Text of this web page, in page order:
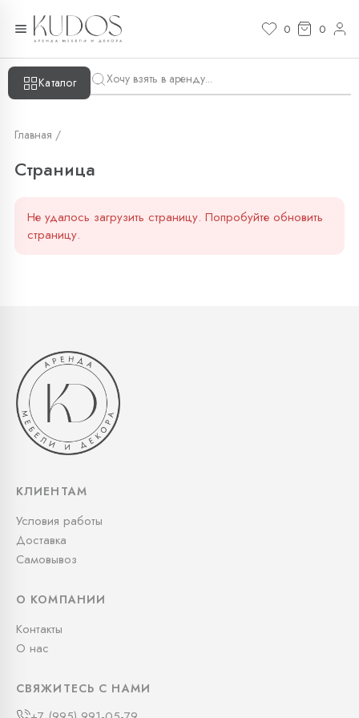
0 0
Каталог
Главная /
Страница
Не удалось загрузить страницу. Попробуйте обновить
страницу.
КЛИЕНТАМ
Условия работы
Доставка
Самовывоз
О КОМПАНИИ
Контакты
О нас
СВЯЖИТЕСЬ С НАМИ